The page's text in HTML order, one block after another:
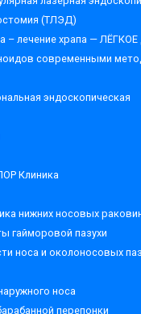
(ТЛЭД)
– лечение храпа —
современными
эндоскопическая
Клиника
нижних носовых
гайморовой пазухи
носа и околоносовых
носа
перепонки